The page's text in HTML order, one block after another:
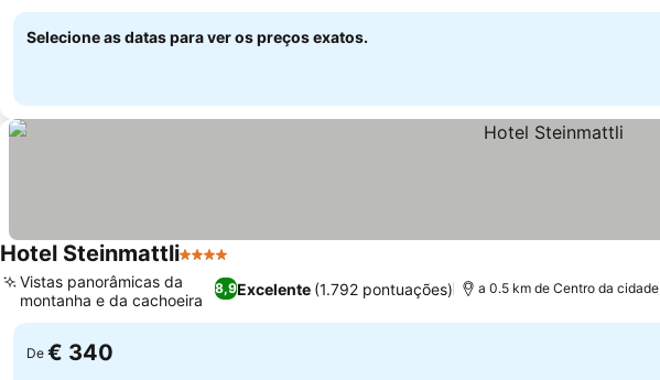
Selecione as datas para ver os preços exatos.
Hotel Steinmattli4 Estrelas
8,9Excelente (1.792 pontuações)
Vistas panorâmicas da
montanha e da cachoeira
a 0.5 km de Centro da cidade
De € 340